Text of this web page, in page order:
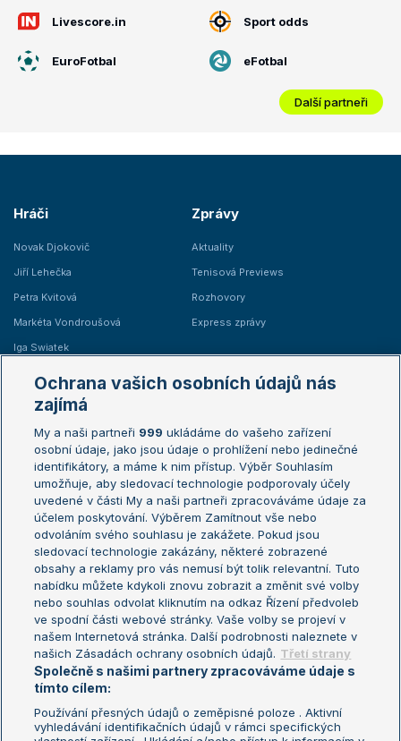
Livescore.in Sport odds
EuroFotbal eFotbal
Další partneři
Hráči
Novak Djokovič
Jiří Lehečka
Petra Kvitová
Markéta Vondroušová
Iga Swiatek
Zprávy
Aktuality
Tenisová Previews
Rozhovory
Express zprávy
Žebříčky
Žebříček ATP (muži)
Žebříček WTA (ženy)
Sázkařský žebříček
Australian Open
French Open
Wimbledon
US Open
Turnaj mistrů
Turnaj mistryň
Aktualní trendy
Fotbalové přestupy
Livesport Daily
LS Prague Open
Ochrana vašich osobních údajů nás
zajímá
My a naši partneři 999 ukládáme do vašeho zařízení
osobní údaje, jako jsou údaje o prohlížení nebo jedinečné
identifikátory, a máme k nim přístup. Výběr Souhlasím
umožňuje, aby sledovací technologie podporovaly účely
uvedené v části My a naši partneři zpracováváme údaje za
účelem poskytování. Výběrem Zamítnout vše nebo
odvoláním svého souhlasu je zakážete. Pokud jsou
sledovací technologie zakázány, některé zobrazené
obsahy a reklamy pro vás nemusí být tolik relevantní. Tuto
nabídku můžete kdykoli znovu zobrazit a změnit své volby
nebo souhlas odvolat kliknutím na odkaz Řízení předvoleb
ve spodní části webové stránky. Vaše volby se projeví v
našem Internetová stránka. Další podrobnosti naleznete v
našich Zásadách ochrany osobních údajů. Třetí strany
Společně s našimi partnery zpracováváme údaje s
tímto cílem:
Používání přesných údajů o zeměpisné poloze . Aktivní
vyhledávání identifikačních údajů v rámci specifických